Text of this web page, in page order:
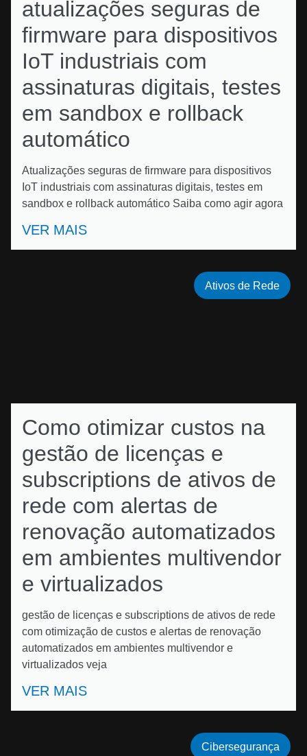
atualizações seguras de
firmware para dispositivos
IoT industriais com
assinaturas digitais, testes
em sandbox e rollback
automático
Atualizações seguras de firmware para dispositivos
IoT industriais com assinaturas digitais, testes em
sandbox e rollback automático Saiba como agir agora
VER MAIS
Como otimizar custos na
gestão de licenças e
subscriptions de ativos de
rede com alertas de
renovação automatizados
em ambientes multivendor
e virtualizados
gestão de licenças e subscriptions de ativos de rede
com otimização de custos e alertas de renovação
automatizados em ambientes multivendor e
virtualizados veja
VER MAIS
Ativos de Rede
Cibersegurança